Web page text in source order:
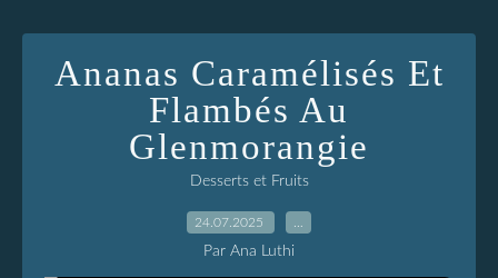
Ananas Caramélisés Et
Flambés Au
Glenmorangie
Desserts et Fruits
24.07.2025
Par Ana Luthi